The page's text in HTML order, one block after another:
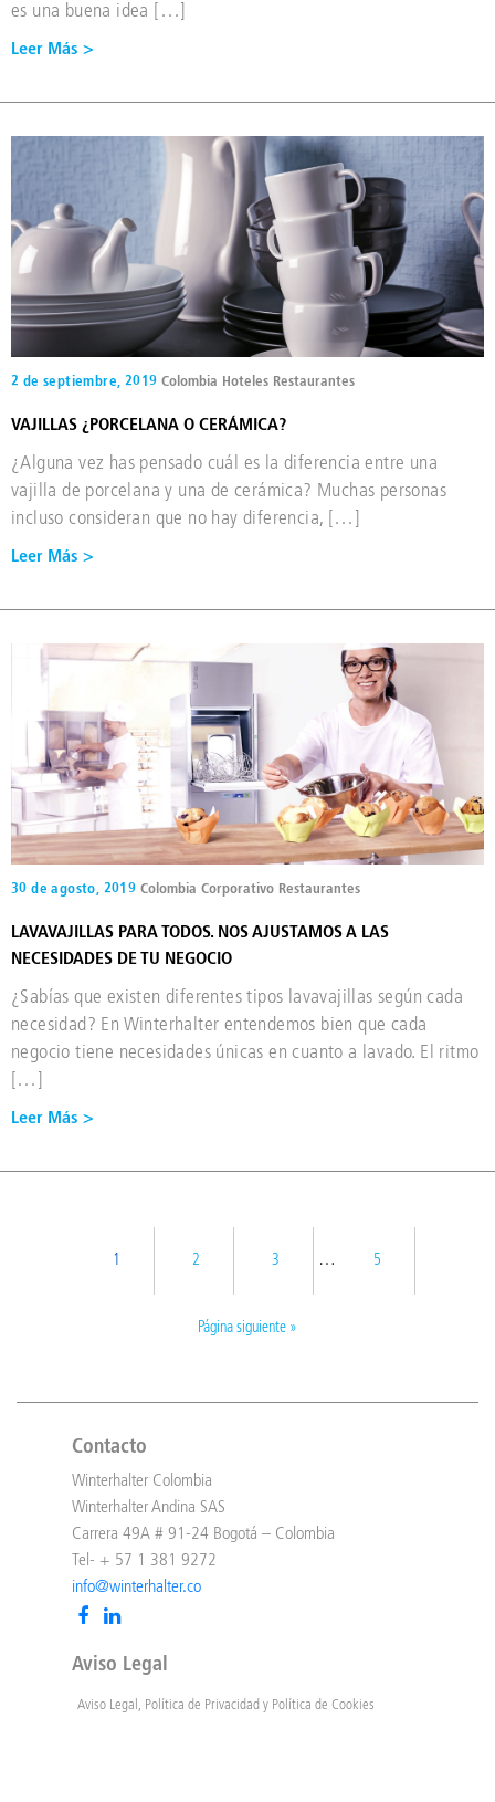
es una buena idea […]
Leer Más >
2 de septiembre, 2019 Colombia Hoteles Restaurantes
VAJILLAS ¿PORCELANA O CERÁMICA?
¿Alguna vez has pensado cuál es la diferencia entre una
vajilla de porcelana y una de cerámica? Muchas personas
incluso consideran que no hay diferencia, […]
Leer Más >
30 de agosto, 2019 Colombia Corporativo Restaurantes
LAVAVAJILLAS PARA TODOS. NOS AJUSTAMOS A LAS
NECESIDADES DE TU NEGOCIO
¿Sabías que existen diferentes tipos lavavajillas según cada
necesidad? En Winterhalter entendemos bien que cada
negocio tiene necesidades únicas en cuanto a lavado. El ritmo
[…]
Leer Más >
1 2 3 … 5
Página siguiente »
Contacto
Winterhalter Colombia
Winterhalter Andina SAS
Carrera 49A # 91-24 Bogotá – Colombia
Tel- + 57 1 381 9272
info@winterhalter.co
Aviso Legal
Aviso Legal, Política de Privacidad y Política de Cookies